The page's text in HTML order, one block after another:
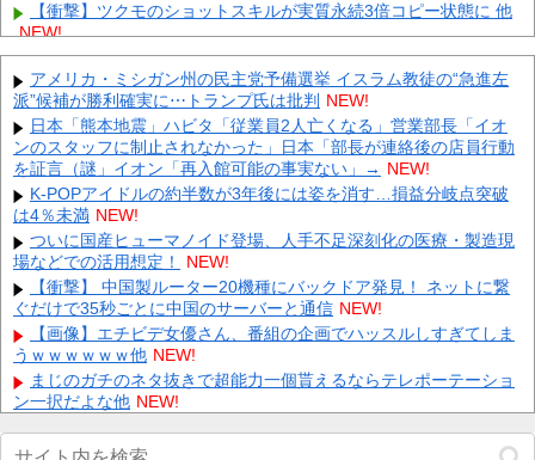
【衝撃】ツクモのショットスキルが実質永続3倍コピー状態に 他
NEW!
パリ・サンジェルマンが狙うGK鈴木彩艶。3300万ユーロ（約59
億7000万円）のオファー提示も、パルマは要求額を釣り上... NEW!
【悲報】 コロナワクチン打たなかった結果・・・・
積水ハウス「地面師に55億円騙し取られた…」ワイ「はえーかわ
いそう…会社滅茶苦茶やろなぁ」→ NEW!
【画像】 『金田一少年の事件簿』で好きな死体ランキング１位が
こちら！ NEW!
【最新画像】 元バレー代表・狩野舞子(38)の現在がいくらなんで
も即ハボすぎる！ NEW!
専門家「日本車はダサい、見てて恥ずかしい」
Powered by livedoor 相互RSS
アメリカ・ミシガン州の民主党予備選挙 イスラム教徒の“急進左
派”候補が勝利確実に⋯トランプ氏は批判 NEW!
日本「熊本地震」ハビタ「従業員2人亡くなる」営業部長「イオ
ンのスタッフに制止されなかった」日本「部長が連絡後の店員行動
を証言（謎」イオン「再入館可能の事実ない」→ NEW!
K-POPアイドルの約半数が3年後には姿を消す…損益分岐点突破
は4％未満 NEW!
ついに国産ヒューマノイド登場、人手不足深刻化の医療・製造現
場などでの活用想定！
NEW!
【衝撃】 中国製ルーター20機種にバックドア発見！ ネットに繋
ぐだけで35秒ごとに中国のサーバーと通信 NEW!
【画像】エチビデ女優さん、番組の企画でハッスルしすぎてしま
うｗｗｗｗｗｗ他 NEW!
まじのガチのネタ抜きで超能力一個貰えるならテレポーテーショ
ン一択だよな他 NEW!
wwwwwwwwwwwwwwwww他